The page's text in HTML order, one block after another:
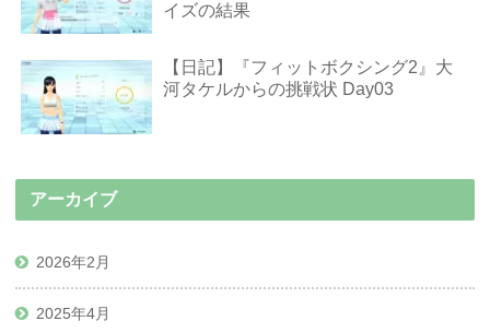
イズの結果
【日記】『フィットボクシング2』大
河タケルからの挑戦状 Day03
アーカイブ
2026年2月
2025年4月